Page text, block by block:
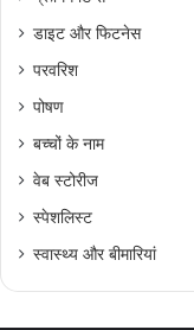
डाइट और फिटनेस
परवरिश
पोषण
बच्चों के नाम
वेब स्टोरीज
स्पेशलिस्ट
स्वास्थ्य और बीमारियां